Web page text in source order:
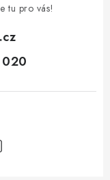
tu pro vás!